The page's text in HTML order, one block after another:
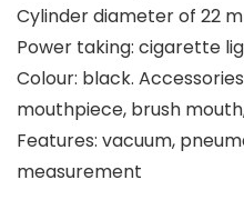
Cylinder diameter of 22
Power taking: cigarette
Colour: black.
mouthpiece, brush
Features: vacuum,
measurement